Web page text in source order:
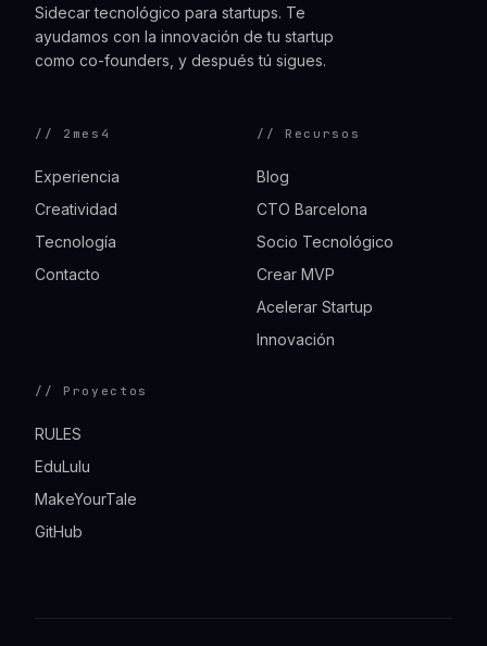
Sidecar tecnológico para startups. Te
ayudamos con la innovación de tu startup
como co-founders, y después tú sigues.
// 2mes4
Experiencia
Creatividad
Tecnología
Contacto
// Recursos
Blog
CTO Barcelona
Socio Tecnológico
Crear MVP
Acelerar Startup
Innovación
// Proyectos
RULES
EduLulu
MakeYourTale
GitHub